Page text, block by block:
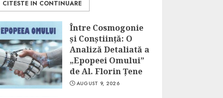
CITESTE IN CONTINUARE
Între Cosmogonie
și Conștiință: O
Analiză Detaliată a
„Epopeei Omului”
de Al. Florin Țene
AUGUST 9, 2026